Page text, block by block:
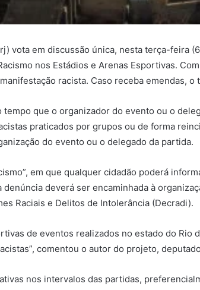
vota em discussão única, nesta terça-feira
nos Estádios e Arenas Esportivas.
racista. Caso receba emendas, o
que o organizador do evento ou o
praticados por grupos ou de forma
do evento ou o delegado da partida.
em que qualquer cidadão poderá
deverá ser encaminhada à
Raciais e Delitos de Intolerância (Decradi).
de eventos realizados no estado do
comentou o autor do projeto,
nos intervalos das partidas,